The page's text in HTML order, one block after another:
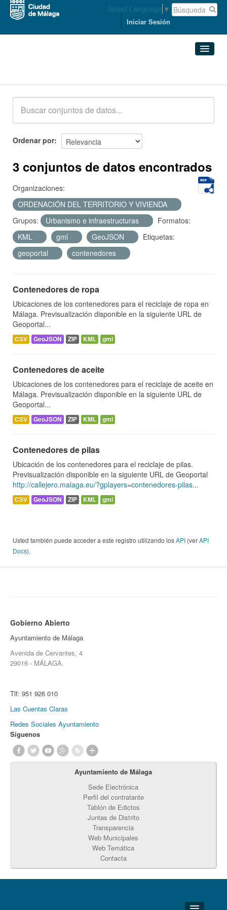
Select Language ▼
Iniciar Sesión
Acerca de
Ordenar por
3 conjuntos de datos encontrados
Organizaciones:
ORDENACIÓN DEL TERRITORIO Y VIVIENDA
Grupos:
Urbanismo e infraestructuras
Formatos:
KML
gml GeoJSON
Etiquetas:
geoportal
contenedores
Contenedores de ropa
Ubicaciones de los contenedores para el reciclaje de ropa en
Málaga. Previsualización disponible en la siguiente URL de
Geoportal...
CSV GeoJSON ZIP KML gml
Contenedores de aceite
Ubicaciones de los contenedores para el reciclaje de aceite en
Málaga. Previsualización disponible en la siguiente URL de
Geoportal...
CSV GeoJSON ZIP KML gml
Contenedores de pilas
Ubicación de los contenedores para el reciclaje de pilas.
Previsualización disponible en la siguiente URL de Geoportal
http://callejero.malaga.eu/?gplayers=contenedores-pilas...
CSV GeoJSON ZIP KML gml
Usted también puede acceder a este registro utilizando losAPI (verAPI
Docs).
Gobierno Abierto
Ayuntamiento de Málaga
Avenida de Cervantes, 4
29016 - MÁLAGA.
Tlf: 951 926 010
Las Cuentas Claras
Redes Sociales Ayuntamiento
Síguenos
Ayuntamiento de Málaga
Sede Electrónica
Perfil del contratante
Tablón de Edictos
Juntas de Distrito
Transparencia
Web Municipales
Web Temática
Contacta